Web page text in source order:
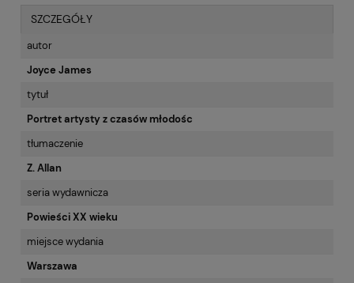
SZCZEGÓŁY
autor
Joyce James
tytuł
Portret artysty z czasów młodośc
tłumaczenie
Z. Allan
seria wydawnicza
Powieści XX wieku
miejsce wydania
Warszawa